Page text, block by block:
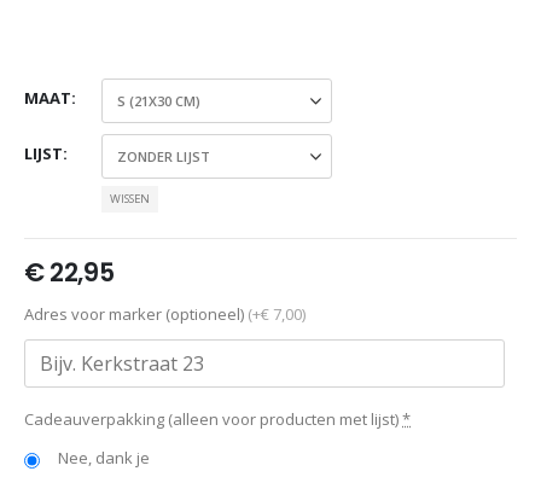
MAAT
LIJST
WISSEN
€22,95
Adres voor marker (optioneel) (+€ 7,00)
Cadeauverpakking (alleen voor producten met lijst)*
Nee, dank je